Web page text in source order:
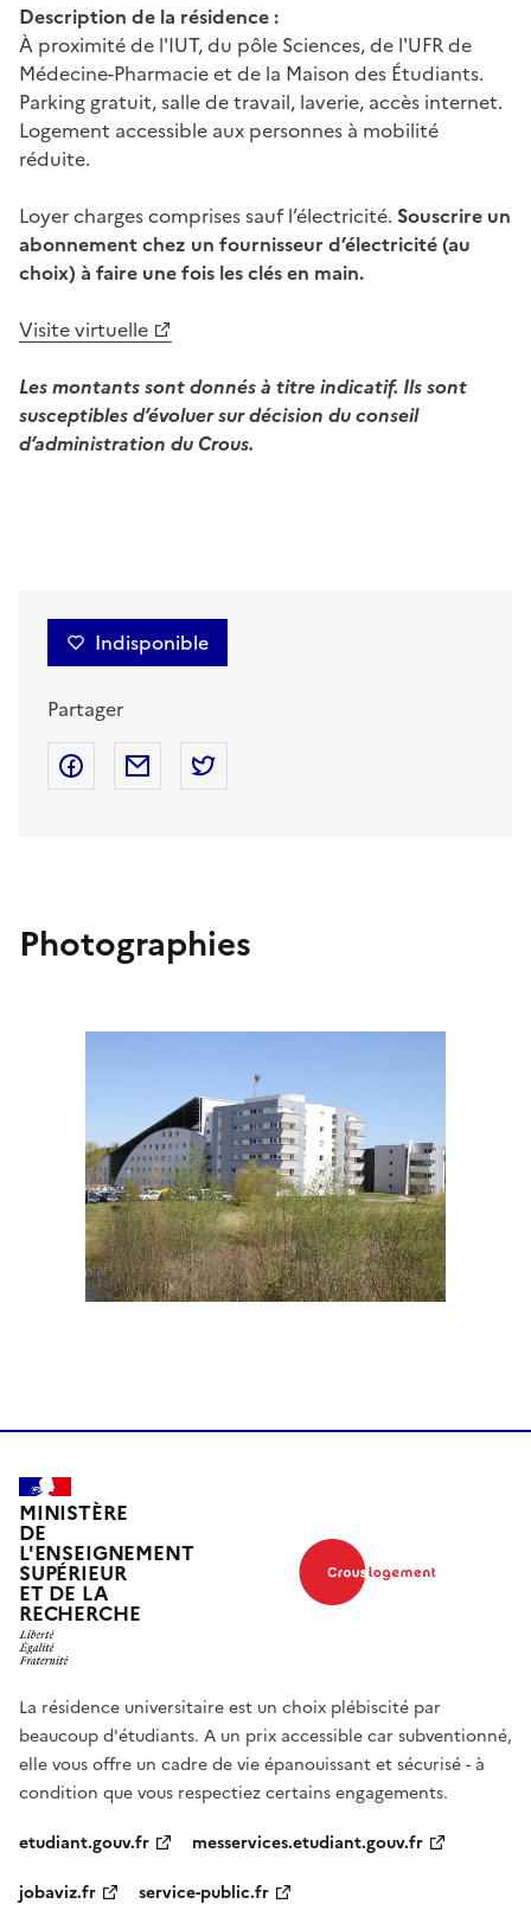
Description de la résidence :
À proximité de l'IUT, du pôle Sciences, de l'UFR de
Médecine-Pharmacie et de la Maison des Étudiants.
Parking gratuit, salle de travail, laverie, accès internet.
Logement accessible aux personnes à mobilité
réduite.
Loyer charges comprises sauf l’électricité. Souscrire un
abonnement chez un fournisseur d’électricité (au
choix) à faire une fois les clés en main.
Visite virtuelle
Les montants sont donnés à titre indicatif. Ils sont
susceptibles d’évoluer sur décision du conseil
d’administration du Crous.
Indisponible
Partager
Partager sur Facebook
Partager par mail
Photographies
MINISTÈRE
DE
L'ENSEIGNEMENT
SUPÉRIEUR
ET DE LA
RECHERCHE
La résidence universitaire est un choix plébiscité par
beaucoup d'étudiants. A un prix accessible car subventionné,
elle vous offre un cadre de vie épanouissant et sécurisé - à
condition que vous respectiez certains engagements.
etudiant.gouv.fr
messervices.etudiant.gouv.fr
jobaviz.fr
service-public.fr